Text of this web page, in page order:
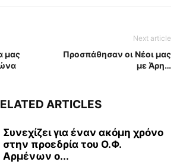
μας
Next article
Προσπάθησαν οι Νέοι μας
με Άρη…
ARTICLES
Συνεχίζει για έναν ακόμη χρόνο
στην προεδρία του Ο.Φ.
Αρμένων ο...